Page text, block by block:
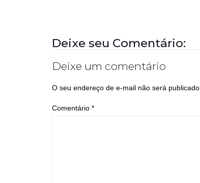
Deixe seu Comentário:
Deixe um comentário
O seu endereço de e-mail não será publicado.
Comentário *